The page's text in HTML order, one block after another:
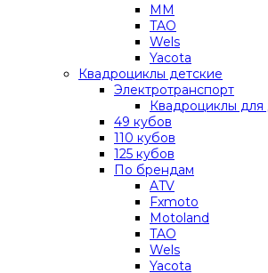
MM
TAO
Wels
Yacota
Квадроциклы детские
Электротранспорт
Квадроциклы для
49 кубов
110 кубов
125 кубов
По брендам
ATV
Fxmoto
Motoland
TAO
Wels
Yacota